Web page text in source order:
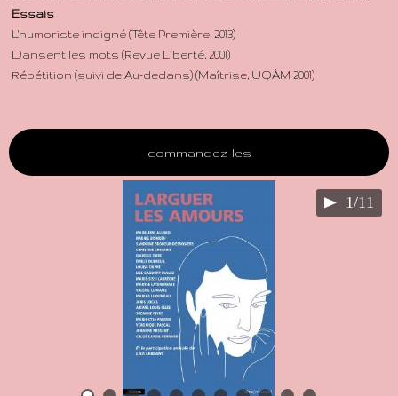
Essais
L'humoriste indigné (Tête Première, 2013)
Dansent les mots (Revue Liberté, 2001)
Répétition (suivi de Au-dedans) (Maîtrise, UQÀM 2001)
commandez-les
1/11